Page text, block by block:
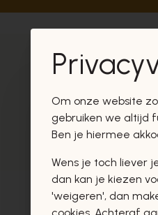
Om onze website
gebruiken we altijd
Ben je hiermee
Wens je toch liever
dan kan je kiezen
'weigeren', dan
cookies. Achteraf